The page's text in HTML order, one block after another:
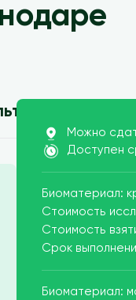
Можно
Доступен
Биоматериал:
Стоимость
Стоимость
Срок
Биоматериал: